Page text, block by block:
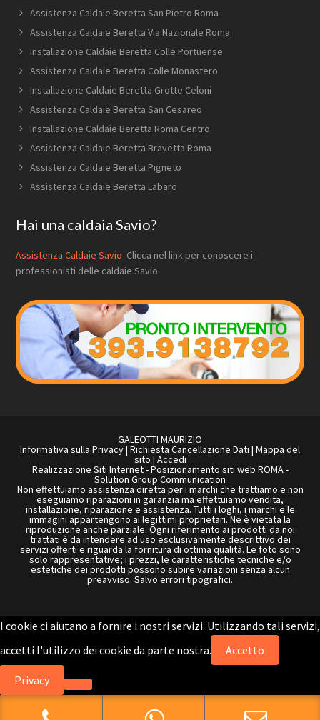
Assistenza Caldaie Beretta San Pietro Roma
Assistenza Caldaie Beretta Via Nazionale Roma
Installazione Caldaie Beretta Colle Portuense
Assistenza Caldaie Beretta Colle Monastero
Installazione Caldaie Beretta Grotte Celoni
Assistenza Caldaie Beretta San Cesareo
Installazione Caldaie Beretta Roma Centro
Assistenza Caldaie Beretta Bravetta Roma
Assistenza Caldaie Beretta Pigneto
Assistenza Caldaie Beretta Labaro
Hai una caldaia Savio?
Assistenza Caldaie Savio Clicca nel link per conoscere i
professionisti delle caldaie Savio
GALEOTTI MAURIZIO
Informativa sulla Privacy| Richiesta Cancellazione Dati | Mappa del
sito | Accedi
Realizzazione Siti Internet-Posizionamento siti web ROMA-
Solution Group Communication
Non effettuiamo assistenza diretta per i marchi che trattiamo e non
eseguiamo riparazioni in garanzia ma effettuiamo vendita,
installazione, riparazione e assistenza. Tutti i loghi, i marchi e le
immagini appartengono ai legittimi proprietari. Ne è vietata la
riproduzione anche parziale. Ogni riferimento ai prodotti da noi
trattati è da intendere ad uso esclusivamente descrittivo dei
servizi offerti e riguarda la fornitura di ottima qualità. Le foto sono
solo rappresentative; i prezzi, le caratteristiche tecniche e/o
estetiche dei prodotti possono subire variazioni senza alcun
preavviso. Salvo errori tipografici.
I cookie ci aiutano a fornire i nostri servizi. Utilizzando tali servizi,
accetti l'utilizzo dei cookie da parte nostra.
Accetto
Privacy